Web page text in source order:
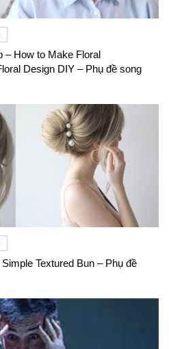
– How to Make Floral
Design DIY – Phụ đề song
Textured Bun – Phụ đề